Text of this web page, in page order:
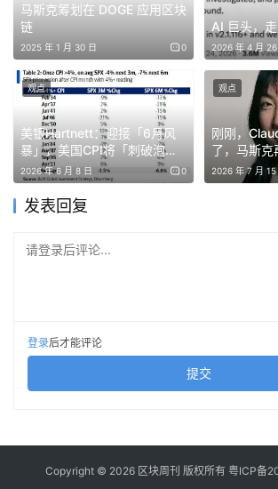
​技术护城河​
：蚂蚁链的Jovay Layer2
万笔交易（TPS），交易成本低至
港金管局沙盒测试。这套系统将成为
速公路”。
​牌照矩阵​ ：香港（法币锚定）、新加
卢森堡（欧洲枢纽）三地牌照形成“三
球80%的跨境资金流动节点。
​生态协同​：与德意志银行合作的
企业级跨境资金池管理，结算时间从
成本降低90%。
​致命杀招​：蚂蚁的Alipay+平台已接入
行中间账户，真正实现“端到端”闭环。
SWIFT体系的市场份额可能被蚕食30%以
​政策窗口期：香港的“监管套利”机会​
马斯克筹划在 DOGE 应用区块
链
2025 年 1 月 30 日 0
AI 巨头，
2026 年 4 月 26
美银Hartnett：迎接「6月风
暴」，美国CPI将「刺破泡
沫」
2026 年 6 月 8 日 0
观点
刚刚，
了，马斯克
2026 年 7 月 15
观点
发表回复
请登录后评论...
登录后才能评论
提交
Copyright © 2026 区块周刊 版权所有 粤ICP备